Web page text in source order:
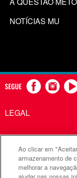
NOTÍCIAS MU
SEGUE
LEGAL
Comunicações
Ao clicar em
armazenamento de
melhorar a